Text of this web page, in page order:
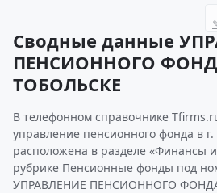
Сводные данные
ПЕНСИОННОГО
ТОБОЛЬСКЕ
В телефонном справочнике
управление пенсионного фонда в г.
расположена в разделе «Финансы
рубрике Пенсионные фонды под
УПРАВЛЕНИЕ ПЕНСИОННОГО